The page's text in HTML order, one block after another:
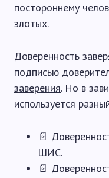
постороннему
злотых.
Доверенность
подписью
заверения. Но в
используется
📄
ШИС.
📄